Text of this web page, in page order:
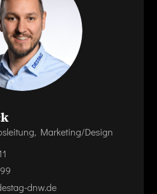
Marketing/Design
dnw.de